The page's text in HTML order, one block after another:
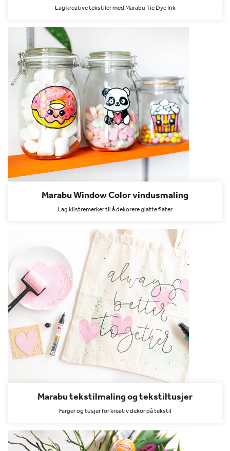
Lag kreative tekstiler med Marabu Tie Dye Ink
Marabu Window Color vindusmaling
Lag klistremerker til å dekorere glatte flater
Marabu tekstilmaling og tekstiltusjer
Farger og tusjer for kreativ dekor på tekstil